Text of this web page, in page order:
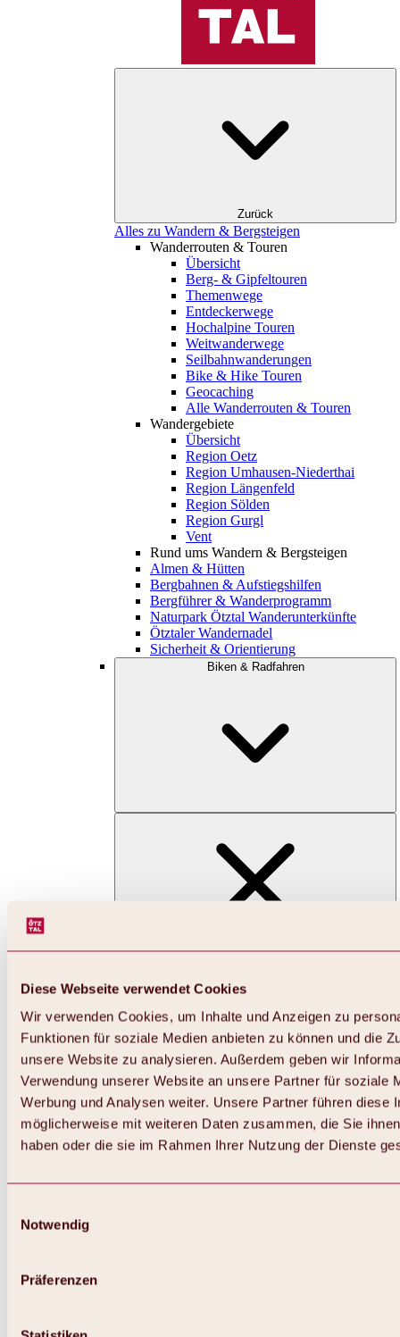
Diese Webseite verwendet Cookies
Wir verwenden Cookies, um Inhalte und Anzeigen zu
Funktionen für soziale Medien anbieten zu können und die
unsere Website zu analysieren. Außerdem geben wir
Verwendung unserer Website an unsere Partner für soziale
Werbung und Analysen weiter. Unsere Partner führen diese
möglicherweise mit weiteren Daten zusammen, die Sie
haben oder die sie im Rahmen Ihrer Nutzung der Dienste
Notwendig
Präferenzen
Zurück
Alles zu Wandern & Bergsteigen
Wanderrouten & Touren
Übersicht
Berg- & Gipfeltouren
Themenwege
Entdeckerwege
Hochalpine Touren
Weitwanderwege
Seilbahnwanderungen
Bike & Hike Touren
Geocaching
Alle Wanderrouten & Touren
Wandergebiete
Übersicht
Region Oetz
Region Umhausen-Niederthai
Region Längenfeld
Region Sölden
Region Gurgl
Vent
Rund ums Wandern & Bergsteigen
Almen & Hütten
Bergbahnen & Aufstiegshilfen
Bergführer & Wanderprogramm
Naturpark Ötztal Wanderunterkünfte
Ötztaler Wandernadel
Sicherheit & Orientierung
Biken & Radfahren